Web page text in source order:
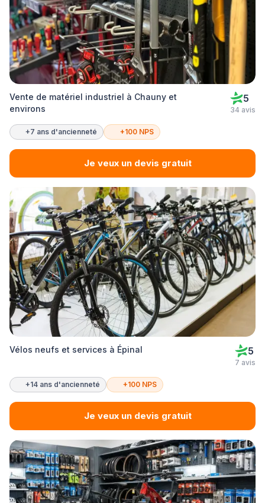
Vente de matériel industriel à Chauny et
environs
5
34 avis
+7 ans d'ancienneté +100 NPS
Je veux un devis gratuit
Vélos neufs et services à Épinal 5
7 avis
+14 ans d'ancienneté +100 NPS
Je veux un devis gratuit